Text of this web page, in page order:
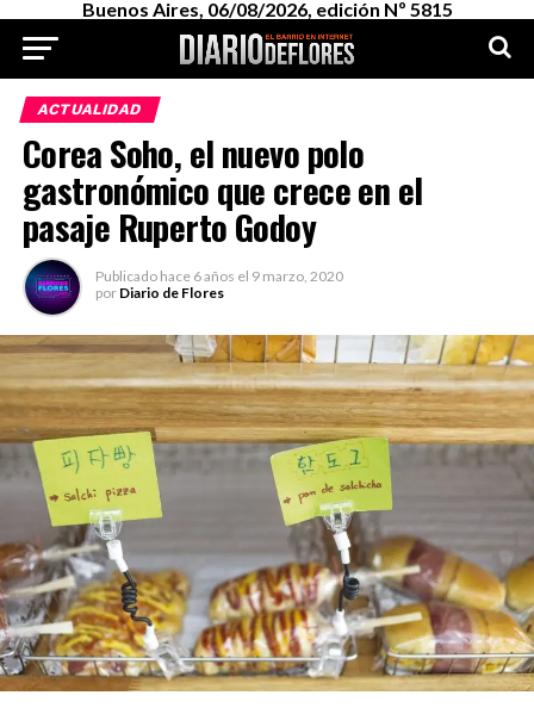
Buenos Aires, 06/08/2026, edición Nº 5815
ACTUALIDAD
Corea Soho, el nuevo polo
gastronómico que crece en el
pasaje Ruperto Godoy
Publicado hace 6 años el 9 marzo, 2020
por Diario de Flores